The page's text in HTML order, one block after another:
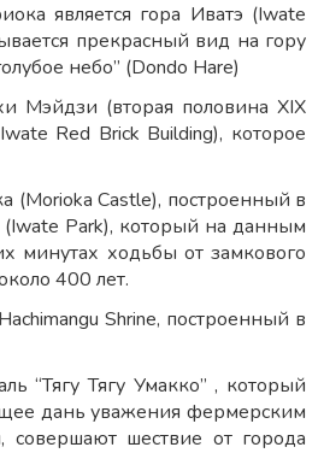
является гора Иватэ (Iwate
прекрасный вид на гору
небо” (Dondo Hare)
Мэйдзи (вторая половина XIX
Red Brick Building), которое
(Morioka Castle), построенный в
Park), который на данным
минутах ходьбы от замкового
400 лет.
Shrine, построенный в
“Тягу Тягу Умакко” , который
дань уважения фермерским
шествие от города